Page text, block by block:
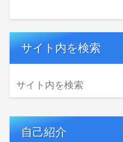
サイト内を検索
自己紹介